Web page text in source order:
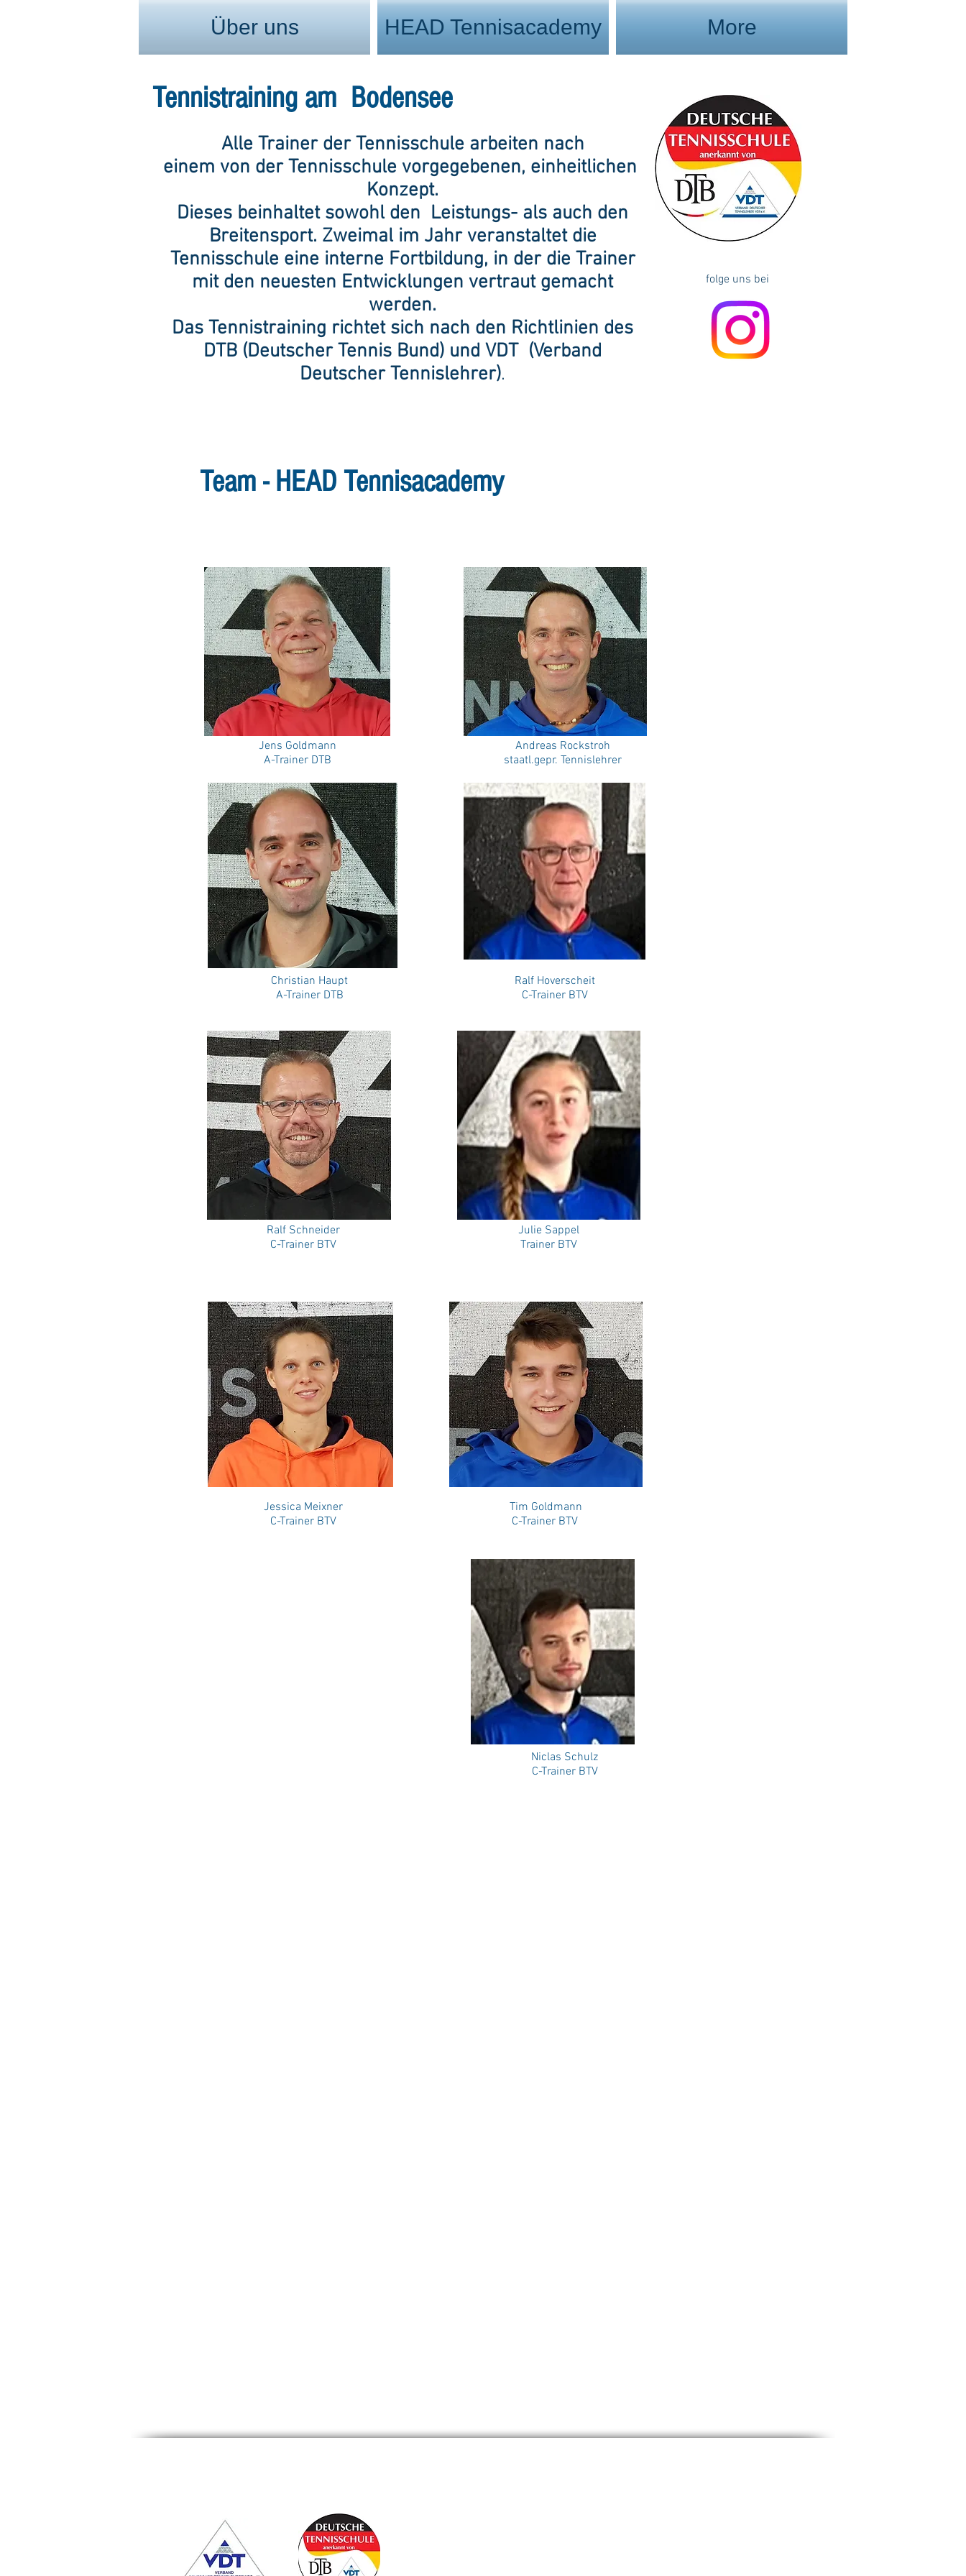
Über uns HEAD Tennisacademy More
Tennistraining am Bodensee
Alle Trainer der Tennisschule arbeiten nach
einem von der Tennisschule vorgegebenen, einheitlichen
Konzept.
Dieses beinhaltet sowohl den Leistungs- als auch den
Breitensport. Zweimal im Jahr veranstaltet die
Tennisschule eine interne Fortbildung, in der die Trainer
mit den neuesten Entwicklungen vertraut gemacht
werden.
Das Tennistraining richtet sich nach den Richtlinien des
DTB (Deutscher Tennis Bund) und VDT (Verband
Deutscher Tennislehrer).
folge uns bei
Team - HEAD Tennisacademy
Jens Goldmann
A-Trainer DTB
Christian Haupt
A-Trainer DTB
Ralf Schneider
C-Trainer BTV
Jessica Meixner
C-Trainer BTV
Andreas Rockstroh
staatl.gepr. Tennislehrer
Ralf Hoverscheit
C-Trainer BTV
Julie Sappel
Trainer BTV
Tim Goldmann
C-Trainer BTV
Niclas Schulz
C-Trainer BTV